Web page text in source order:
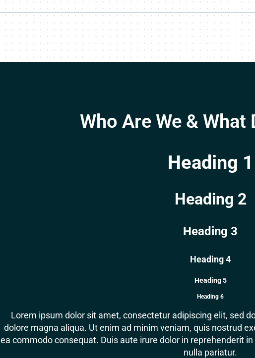
Who Are We & What
Heading 1
Heading 2
Heading 3
Heading 4
Heading 5
Heading 6
Lorem ipsum dolor sit amet, consectetur adipiscing elit, sed
dolore magna aliqua. Ut enim ad minim veniam, quis nostrud
ea commodo consequat. Duis aute irure dolor in reprehenderit
nulla pariatur.